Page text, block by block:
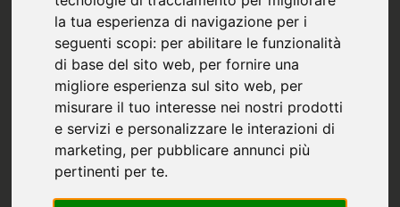
la tua esperienza di navigazione per i
seguenti scopi: per abilitare le funzionalità
di base del sito web, per fornire una
migliore esperienza sul sito web, per
misurare il tuo interesse nei nostri prodotti
e servizi e personalizzare le interazioni di
marketing, per pubblicare annunci più
pertinenti per te.